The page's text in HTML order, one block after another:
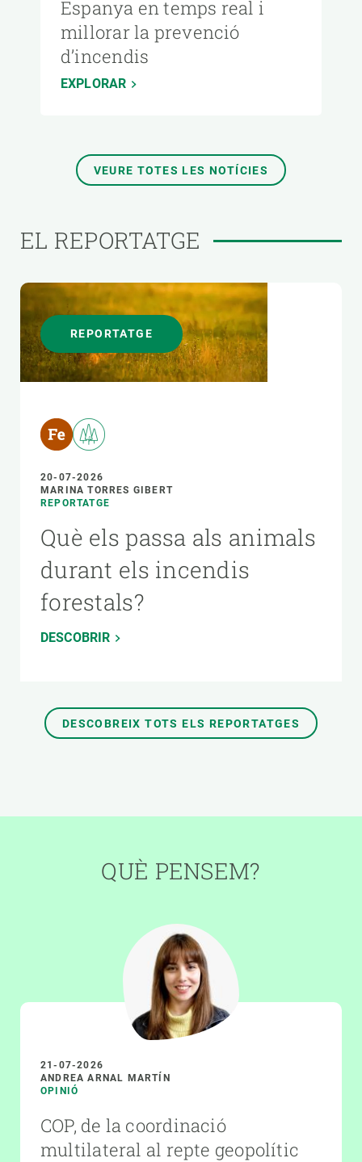
Espanya en temps real i
millorar la prevenció
d’incendis
EXPLORAR
VEURE TOTES LES NOTÍCIES
EL REPORTATGE
REPORTATGE
20-07-2026
MARINA TORRES GIBERT
REPORTATGE
Què els passa als animals
durant els incendis
forestals?
DESCOBRIR
DESCOBREIX TOTS ELS REPORTATGES
QUÈ PENSEM?
21-07-2026
ANDREA ARNAL MARTÍN
OPINIÓ
COP, de la coordinació
multilateral al repte geopolític